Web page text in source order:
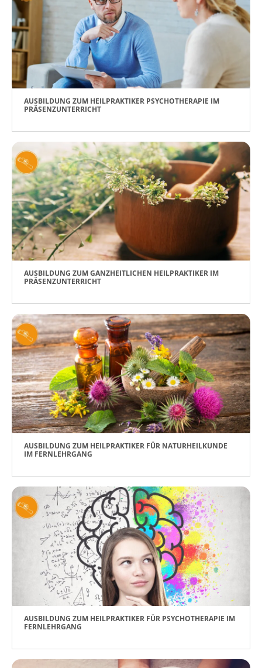
AUSBILDUNG ZUM HEILPRAKTIKER PSYCHOTHERAPIE IM
PRÄSENZUNTERRICHT
AUSBILDUNG ZUM GANZHEITLICHEN HEILPRAKTIKER IM
PRÄSENZUNTERRICHT
AUSBILDUNG ZUM HEILPRAKTIKER FÜR NATURHEILKUNDE
IM FERNLEHRGANG
AUSBILDUNG ZUM HEILPRAKTIKER FÜR PSYCHOTHERAPIE IM
FERNLEHRGANG